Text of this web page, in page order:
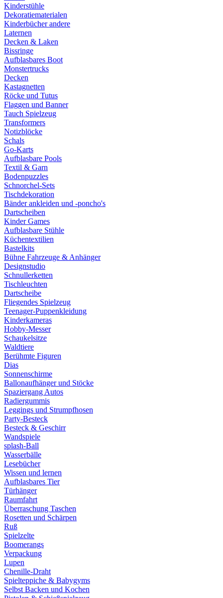
Kinderstühle
Dekoratiematerialen
Kinderbücher andere
Laternen
Decken & Laken
Bissringe
Aufblasbares Boot
Monstertrucks
Decken
Kastagnetten
Röcke und Tutus
Flaggen und Banner
Tauch Spielzeug
Transformers
Notizblöcke
Schals
Go-Karts
Aufblasbare Pools
Textil & Garn
Bodenpuzzles
Schnorchel-Sets
Tischdekoration
Bänder ankleiden und -poncho's
Dartscheiben
Kinder Games
Aufblasbare Stühle
Küchentextilien
Bastelkits
Bühne Fahrzeuge & Anhänger
Designstudio
Schnullerketten
Tischleuchten
Dartscheibe
Fliegendes Spielzeug
Teenager-Puppenkleidung
Kinderkameras
Hobby-Messer
Schaukelsitze
Waldtiere
Berühmte Figuren
Dias
Sonnenschirme
Ballonaufhänger und Stöcke
Spaziergang Autos
Radiergummis
Leggings und Strumpfhosen
Party-Besteck
Besteck & Geschirr
Wandspiele
splash-Ball
Wasserbälle
Lesebücher
Wissen und lernen
Aufblasbares Tier
Türhänger
Raumfahrt
Überraschung Taschen
Rosetten und Schärpen
Ruß
Spielzelte
Boomerangs
Verpackung
Lupen
Chenille-Draht
Spielteppiche & Babygyms
Selbst Backen und Kochen